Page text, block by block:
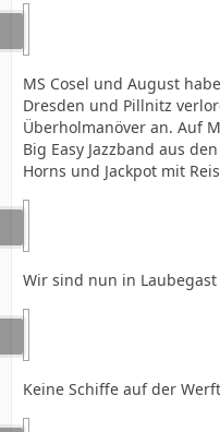
MS Cosel und August
Dresden und Pillnitz
Überholmanöver an. Auf
Big Easy Jazzband aus
Horns und Jackpot mit
Wir sind nun in
Keine Schiffe auf der